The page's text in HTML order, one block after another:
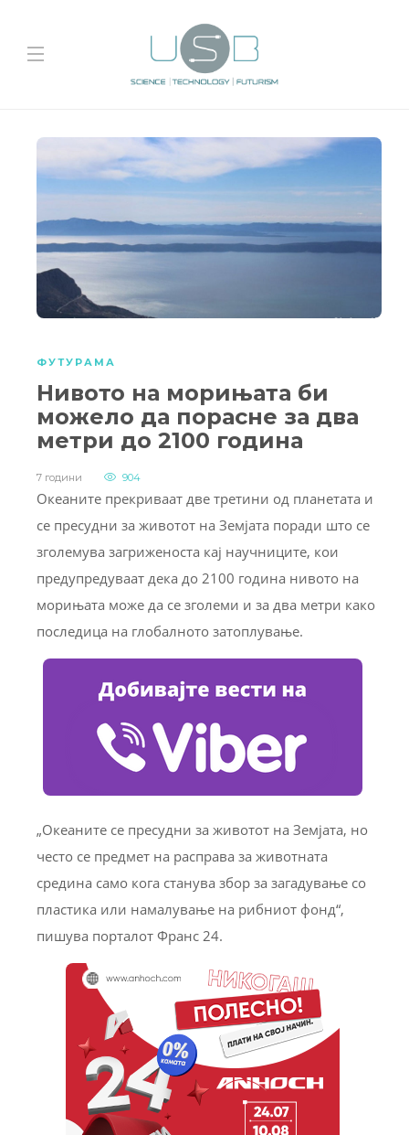
ФУТУРАМА
Нивото на морињата би
можело да порасне за два
метри до 2100 година
7 години 904
Океаните прекриваат две третини од планетата и
се пресудни за животот на Земјата поради што се
зголемува загриженоста кај научниците, кои
предупредуваат дека до 2100 година нивото на
морињата може да се зголеми и за два метри како
последица на глобалното затоплување.
„Океаните се пресудни за животот на Земјата, но
често се предмет на расправа за животната
средина само кога станува збор за загадување со
пластика или намалување на рибниот фонд“,
пишува порталот Франс 24.